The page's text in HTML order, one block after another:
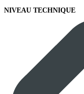
NIVEAU TECHNIQUE